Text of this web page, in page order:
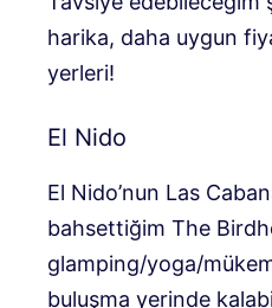
harika, daha uygun
yerleri!
El Nido
El Nido’nun Las
bahsettiğim The
glamping/yoga/
buluşma yerinde